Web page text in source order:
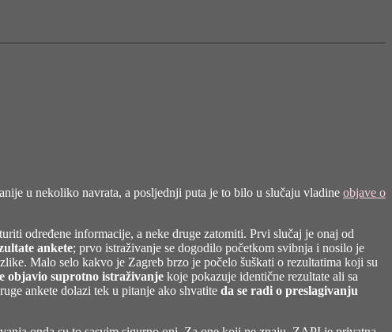
u nekoliko navrata, a posljednji puta je to bilo u slučaju vladine objave o
određene informacije, a neke druge zatomiti. Prvi slučaj je onaj od
ankete; prvo istraživanje se dogodilo početkom svibnja i nosilo je
Malo selo kakvo je Zagreb brzo je počelo šuškati o rezultatima koji su
objavio suprotno istraživanje koje pokazuje identične rezultate ali sa
ankete dolazi tek u pitanje ako shvatite da se radi o preslagivanju